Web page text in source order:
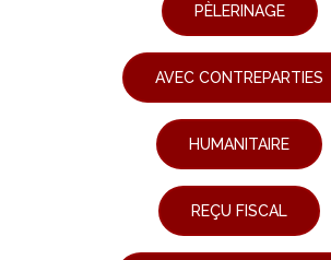
PÈLERINAGE
AVEC CONTREPARTIES
HUMANITAIRE
REÇU FISCAL